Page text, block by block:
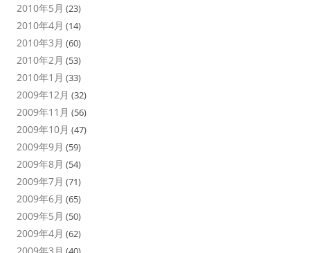
2010年5月 (23)
2010年4月 (14)
2010年3月 (60)
2010年2月 (53)
2010年1月 (33)
2009年12月 (32)
2009年11月 (56)
2009年10月 (47)
2009年9月 (59)
2009年8月 (54)
2009年7月 (71)
2009年6月 (65)
2009年5月 (50)
2009年4月 (62)